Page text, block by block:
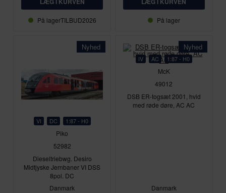
På lagerTILBUD2026 På lager
Nyhed
VI DC 1:87 - H0
Piko
52982
Dieseltriebwg. Desiro
Midtjyske Jernbaner VI DSS
8pol. DC
Danmark
Nyhed
IV AC 1:87 - H0
McK
49012
DSB ER-togsæt 2001, hvid
med røde døre, AC AC
Danmark